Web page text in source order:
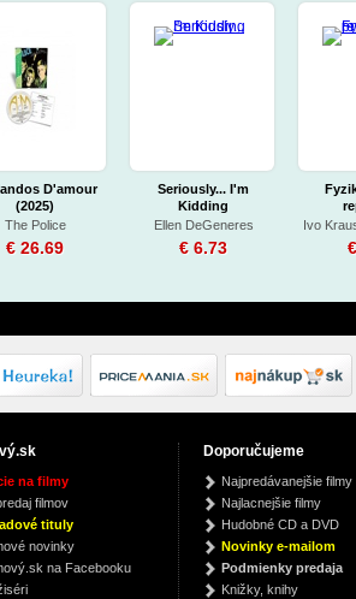
D'amour
(2025)
The Police
€ 26.69
Seriously... I'm
Kidding
Ellen DeGeneres
€ 6.73
Ivo
X (13th mini
- digipack)
Monsta X
€ 25.59
The Empire Strikes
Back
OST
€ 39.99
F1 -
na filmy
filmov
tituly
novinky
na Facebooku
Doporučujeme
Najpredávanejšie filmy
Najlacnejšie filmy
Hudobné CD a DVD
Novinky e-mailom
Podmienky predaja
Knižky, knihy